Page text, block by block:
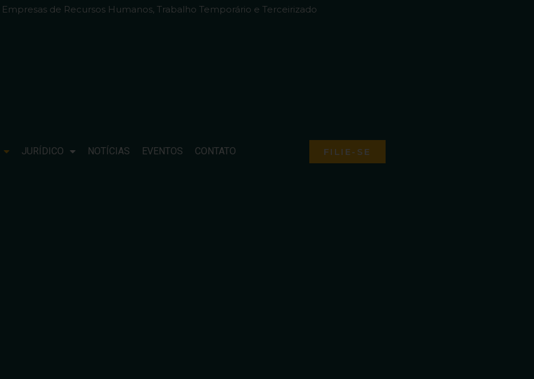
de Recursos Humanos, Trabalho Temporário e Terceirizado
JURÍDICO NOTÍCIAS EVENTOS CONTATO FILIE-SE